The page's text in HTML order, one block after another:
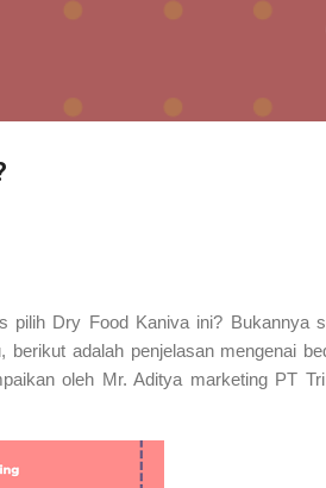
pilih Dry Food Kaniva ini? Bukannya
adalah penjelasan mengenai
oleh Mr. Aditya marketing PT